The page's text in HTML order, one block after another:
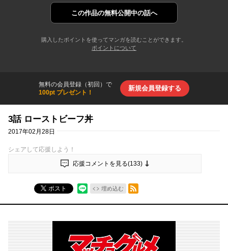
この作品の無料公開中の話へ
購入したポイントを使ってマンガを読むことができます。
ポイントについて
無料の会員登録（初回）で
100pt プレゼント！
新規会員登録する
3話 ローストビーフ丼
2017年02月28日
シェアして応援しよう！
応援コメントを見る(133)
ポスト 埋め込む
RSSフィード